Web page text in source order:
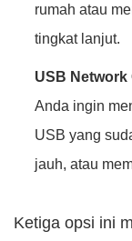
rumah atau
tingkat lanjut.
USB Network
Anda ingin
USB yang
jauh, atau
Ketiga opsi ini